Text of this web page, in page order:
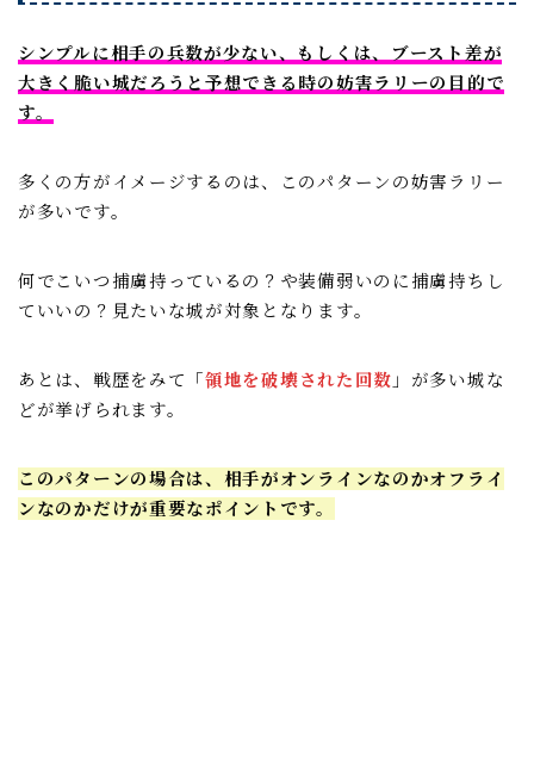
シンプルに相手の兵数が少ない、もしくは、ブースト差が
大きく脆い城だろうと予想できる時の妨害ラリーの目的で
す。
多くの方がイメージするのは、このパターンの妨害ラリー
が多いです。
何でこいつ捕虜持っているの？や装備弱いのに捕虜持ちし
ていいの？見たいな城が対象となります。
あとは、戦歴をみて「領地を破壊された回数 」が多い城な
どが挙げられます。
このパターンの場合は、相手がオンラインなのかオフライ
ンなのかだけが重要なポイントです。